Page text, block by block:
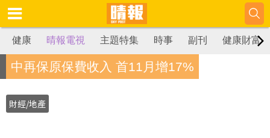
健康 晴報電視 主題特集 時事 副刊 健康財富
中再保原保費收入 首11月增17%
財經/地產